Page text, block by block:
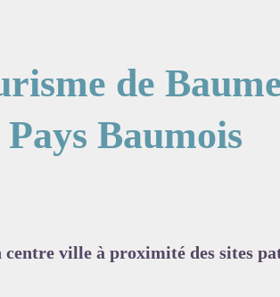
Voir l'image en plein écran
de
Baumois
centre ville à proximité des sites